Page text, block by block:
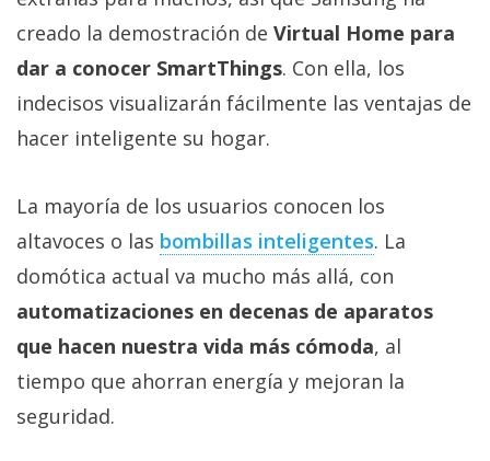
creado la demostración de Virtual Home para
dar a conocer SmartThings. Con ella, los
indecisos visualizarán fácilmente las ventajas de
hacer inteligente su hogar.
La mayoría de los usuarios conocen los
altavoces o las bombillas inteligentes‎. La
domótica actual va mucho más allá, con
automatizaciones en decenas de aparatos
que hacen nuestra vida más cómoda, al
tiempo que ahorran energía y mejoran la
seguridad.